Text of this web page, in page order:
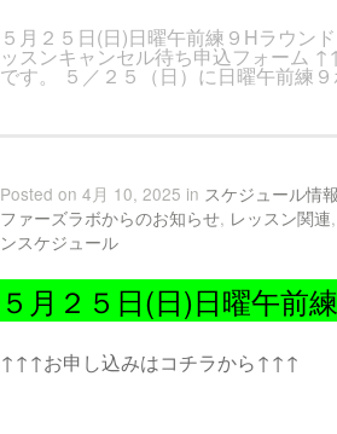
５月２５日(日)日曜午前練９Hラウ
ッスンキャンセル待ち申込フォーム
です。 ５／２５（日）に日曜午前練
Posted on 4月 10, 2025 in スケジュール情報
ファーズラボからのお知らせ, レッスン関連,
ンスケジュール
５月２５日(日)日曜午前
↑↑↑お申し込みはコチラから↑↑↑